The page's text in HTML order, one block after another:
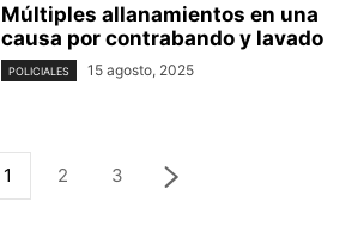
Múltiples allanamientos en una
causa por contrabando y lavado
POLICIALES 15 agosto, 2025
1 2 3